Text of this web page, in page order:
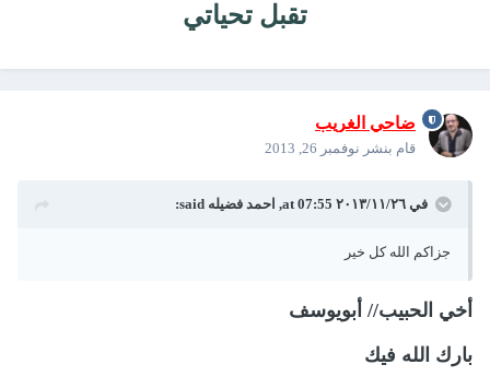
تقبل تحياتي
ضاحي الغريب
قام بنشر نوفمبر 26, 2013
في ٢٦‏/١١‏/٢٠١٣ at 07:55, احمد فضيله said:
جزاكم الله كل خير
أخي الحبيب// أبويوسف
بارك الله فيك